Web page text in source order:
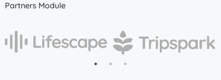
Partners Module